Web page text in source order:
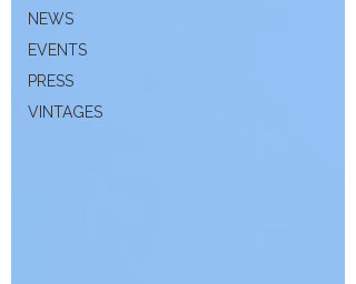
NEWS
EVENTS
PRESS
VINTAGES